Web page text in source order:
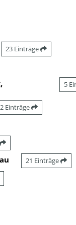
23 Einträge
5
2 Einträge
21 Einträge